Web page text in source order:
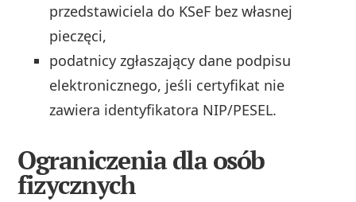
przedstawiciela do KSeF bez własnej
pieczęci,
podatnicy zgłaszający dane podpisu
elektronicznego, jeśli certyfikat nie
zawiera identyfikatora NIP/PESEL.
Ograniczenia dla osób
fizycznych